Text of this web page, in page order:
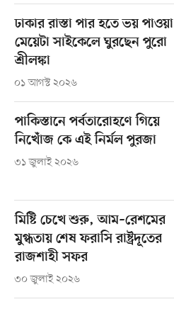
ঢাকার রাস্তা পার হতে ভয় পাওয়া
মেয়েটা সাইকেলে ঘুরছেন পুরো
শ্রীলঙ্কা
০১ আগস্ট ২০২৬
পাকিস্তানে পর্বতারোহণে গিয়ে
নিখোঁজ কে এই নির্মল পুরজা
৩১ জুলাই ২০২৬
মিষ্টি চেখে শুরু, আম–রেশমের
মুগ্ধতায় শেষ ফরাসি রাষ্ট্রদূতের
রাজশাহী সফর
৩০ জুলাই ২০২৬